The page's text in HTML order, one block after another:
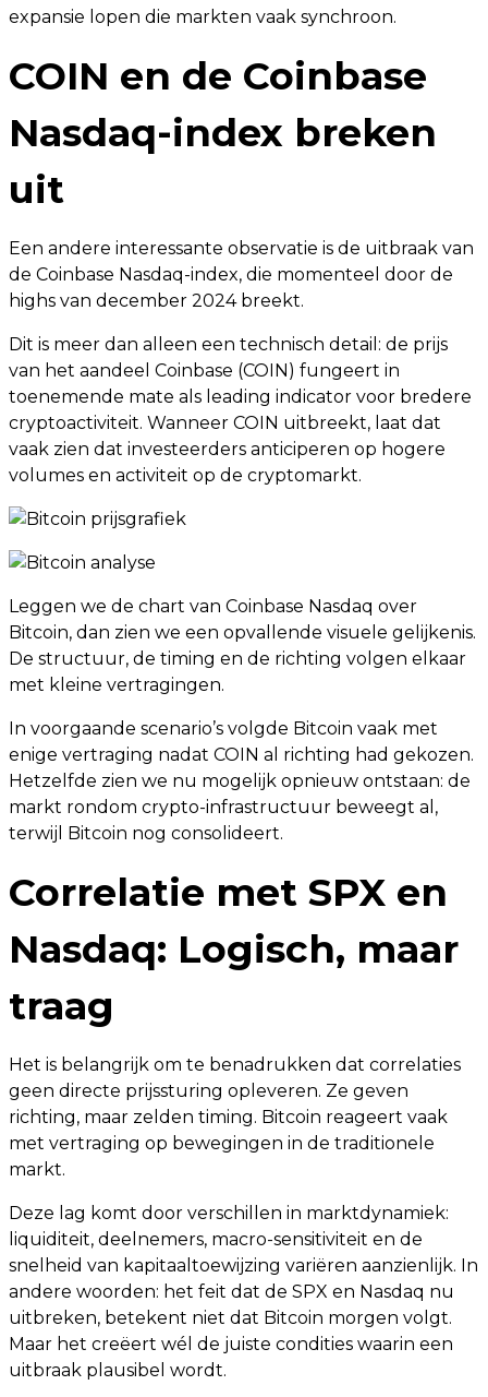
expansie lopen die markten vaak synchroon.
COIN en de Coinbase
Nasdaq-index breken
uit
Een andere interessante observatie is de uitbraak van
de Coinbase Nasdaq-index, die momenteel door de
highs van december 2024 breekt.
Dit is meer dan alleen een technisch detail: de prijs
van het aandeel Coinbase (COIN) fungeert in
toenemende mate als leading indicator voor bredere
cryptoactiviteit. Wanneer COIN uitbreekt, laat dat
vaak zien dat investeerders anticiperen op hogere
volumes en activiteit op de cryptomarkt.
Leggen we de chart van Coinbase Nasdaq over
Bitcoin, dan zien we een opvallende visuele gelijkenis.
De structuur, de timing en de richting volgen elkaar
met kleine vertragingen.
In voorgaande scenario’s volgde Bitcoin vaak met
enige vertraging nadat COIN al richting had gekozen.
Hetzelfde zien we nu mogelijk opnieuw ontstaan: de
markt rondom crypto-infrastructuur beweegt al,
terwijl Bitcoin nog consolideert.
Correlatie met SPX en
Nasdaq: Logisch, maar
traag
Het is belangrijk om te benadrukken dat correlaties
geen directe prijssturing opleveren. Ze geven
richting, maar zelden timing. Bitcoin reageert vaak
met vertraging op bewegingen in de traditionele
markt.
Deze lag komt door verschillen in marktdynamiek:
liquiditeit, deelnemers, macro-sensitiviteit en de
snelheid van kapitaaltoewijzing variëren aanzienlijk. In
andere woorden: het feit dat de SPX en Nasdaq nu
uitbreken, betekent niet dat Bitcoin morgen volgt.
Maar het creëert wél de juiste condities waarin een
uitbraak plausibel wordt.